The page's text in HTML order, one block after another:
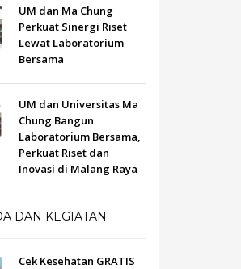
UM dan Ma Chung
Perkuat Sinergi Riset
Lewat Laboratorium
Bersama
UM dan Universitas Ma
Chung Bangun
Laboratorium Bersama,
Perkuat Riset dan
Inovasi di Malang Raya
DAN KEGIATAN
Cek Kesehatan GRATIS